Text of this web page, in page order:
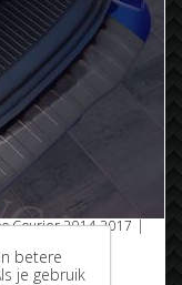
Courier 2014-2017 |
betere
je gebruik